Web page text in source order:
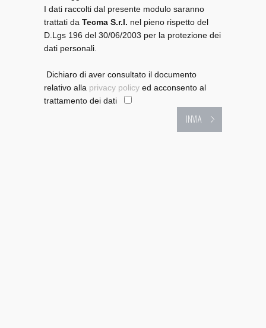
I dati raccolti dal presente modulo saranno
trattati da Tecma S.r.l. nel pieno rispetto del
D.Lgs 196 del 30/06/2003 per la protezione dei
dati personali.
Dichiaro di aver consultato il documento
relativo alla privacy policy ed acconsento al
trattamento dei dati
INVIA